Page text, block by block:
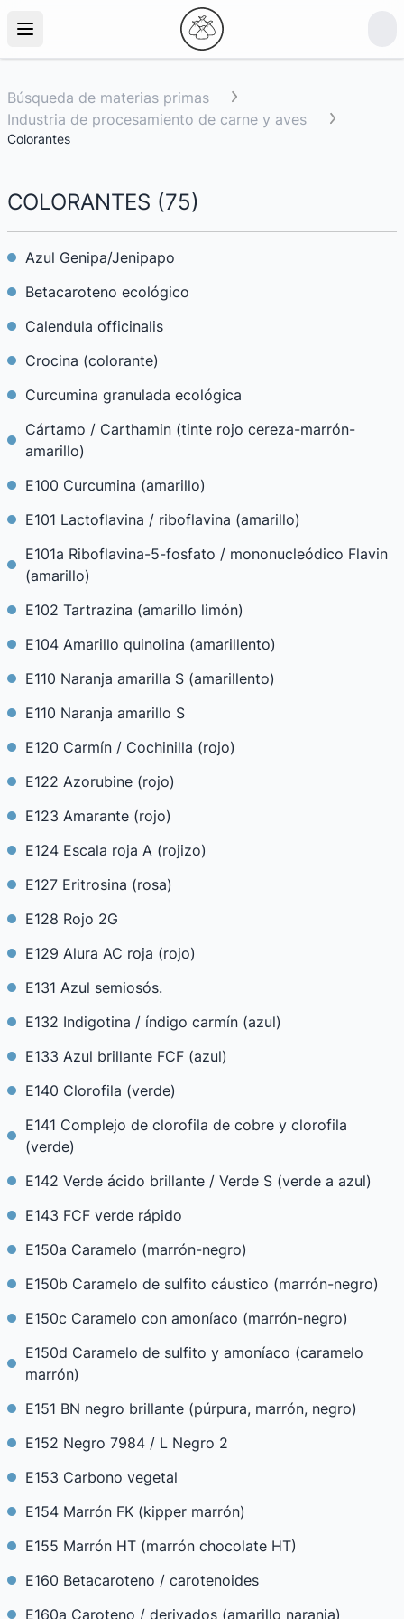
Búsqueda de materias primas
Industria de procesamiento de carne y aves
Colorantes
COLORANTES (75)
Azul Genipa/Jenipapo
Betacaroteno ecológico
Calendula officinalis
Crocina (colorante)
Curcumina granulada ecológica
Cártamo / Carthamin (tinte rojo cereza-marrón-
amarillo)
E100 Curcumina (amarillo)
E101 Lactoflavina / riboflavina (amarillo)
E101a Riboflavina-5-fosfato / mononucleódico Flavin
(amarillo)
E102 Tartrazina (amarillo limón)
E104 Amarillo quinolina (amarillento)
E110 Naranja amarilla S (amarillento)
E110 Naranja amarillo S
E120 Carmín / Cochinilla (rojo)
E122 Azorubine (rojo)
E123 Amarante (rojo)
E124 Escala roja A (rojizo)
E127 Eritrosina (rosa)
E128 Rojo 2G
E129 Alura AC roja (rojo)
E131 Azul semiosós.
E132 Indigotina / índigo carmín (azul)
E133 Azul brillante FCF (azul)
E140 Clorofila (verde)
E141 Complejo de clorofila de cobre y clorofila
(verde)
E142 Verde ácido brillante / Verde S (verde a azul)
E143 FCF verde rápido
E150a Caramelo (marrón-negro)
E150b Caramelo de sulfito cáustico (marrón-negro)
E150c Caramelo con amoníaco (marrón-negro)
E150d Caramelo de sulfito y amoníaco (caramelo
marrón)
E151 BN negro brillante (púrpura, marrón, negro)
E152 Negro 7984 / L Negro 2
E153 Carbono vegetal
E154 Marrón FK (kipper marrón)
E155 Marrón HT (marrón chocolate HT)
E160 Betacaroteno / carotenoides
E160a Caroteno / derivados (amarillo naranja)